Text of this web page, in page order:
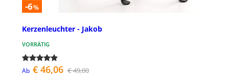
-6%
Kerzenleuchter - Jakob
VORRÄTIG
Ab € 46,06 € 49,00